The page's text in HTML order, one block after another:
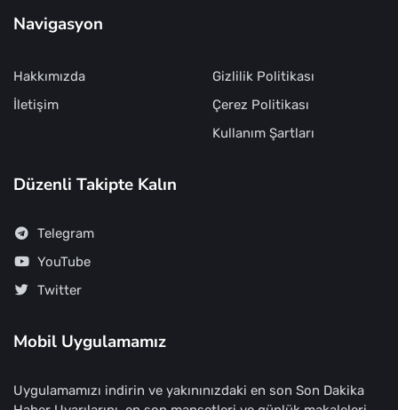
Navigasyon
Hakkımızda
İletişim
Gizlilik Politikası
Çerez Politikası
Kullanım Şartları
Düzenli Takipte Kalın
Telegram
YouTube
Twitter
Mobil Uygulamamız
Uygulamamızı indirin ve yakınınızdaki en son Son Dakika